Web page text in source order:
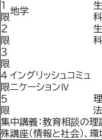
１
限
地学
２
限
３
限
４
限
イングリッシュコミュ
ニケーションⅣ
５
限
集中講義：教育相談の理
殊講座（情報と社会）、